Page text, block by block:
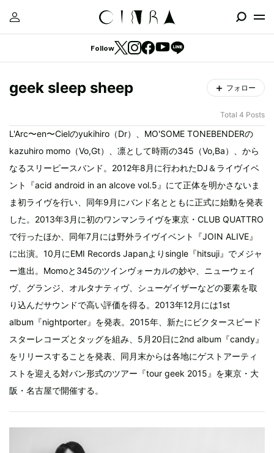
Follow
geek sleep sheep フォロー
Total 4 Posts
L'Arc〜en〜Cielのyukihiro（Dr）、MO'SOME TONEBENDERの
kazuhiro momo（Vo,Gt）、凛として時雨の345（Vo,Ba）、から
なるスリーピースバンド。2012年8月に行われたDJ＆ライヴイベ
ント『acid android in an alcove vol.5』にて正体を明かさないま
ま初ライヴを行い、同年9月にバンド名とともに正式に始動を発表
した。2013年3月に初のワンマンライヴを東京・CLUB QUATTRO
で行ったほか、同年7月には野外ライヴイベント『JOIN ALIVE』
に出演。10月にEMI Records Japanよりsingle『hitsuji』でメジャ
ー進出。Momoと345のツインヴォーカルの妙や、ニューウェイ
ヴ、グランジ、オルタナティヴ、シューゲイザーなどの要素を取
り込んだサウンドで高い評価を得る。2013年12月には1st
album『nightporter』を発表。2015年、新たにビクタースピード
スターレコーズとタッグを組み、5月20日に2nd album『candy』
をリリースすることを発表、同月末からは各地にゲストアーティ
ストを迎える対バン形式のツアー『tour geek 2015』を東京・大
阪・名古屋で開催する。